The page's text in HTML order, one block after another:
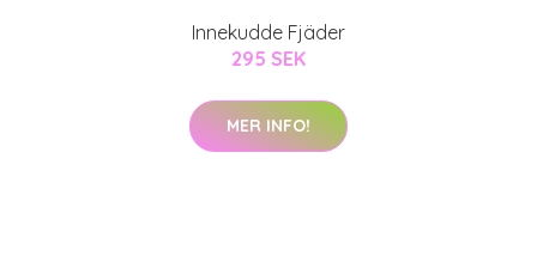
Innekudde Fjäder
295 SEK
MER INFO!